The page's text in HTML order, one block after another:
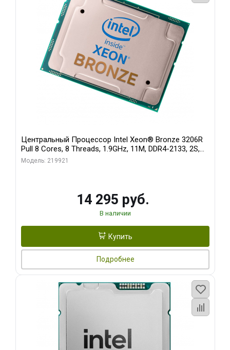
Центральный Процессор Intel Xeon® Bronze 3206R
Pull 8 Cores, 8 Threads, 1.9GHz, 11M, DDR4-2133, 2S,
85W OEM
Модель: 219921
14 295 руб.
В наличии
Купить
Подробнее